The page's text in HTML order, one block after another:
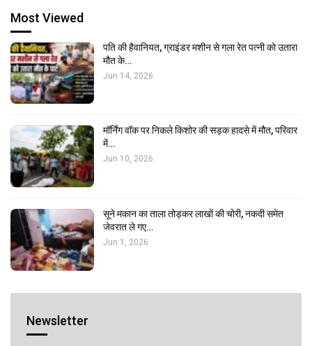
Most Viewed
पति की हैवानियत, ग्राइंडर मशीन से गला रेत पत्नी को उतारा
मौत के…
Jun 14, 2026
मॉर्निंग वॉक पर निकले किशोर की सड़क हादसे में मौत, परिवार
में…
Jun 10, 2026
सूने मकान का ताला तोड़कर लाखों की चोरी, नकदी समेत
जेवरात ले गए…
Jun 1, 2026
Newsletter